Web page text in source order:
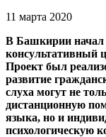
11 марта 2020
В Башкирии начал
консультативный
Проект был
развитие
слуха могут не
дистанционную
языка, но и
психологическую